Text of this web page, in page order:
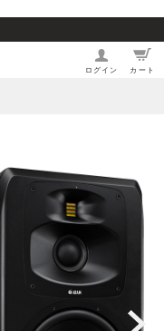
ログイン カート